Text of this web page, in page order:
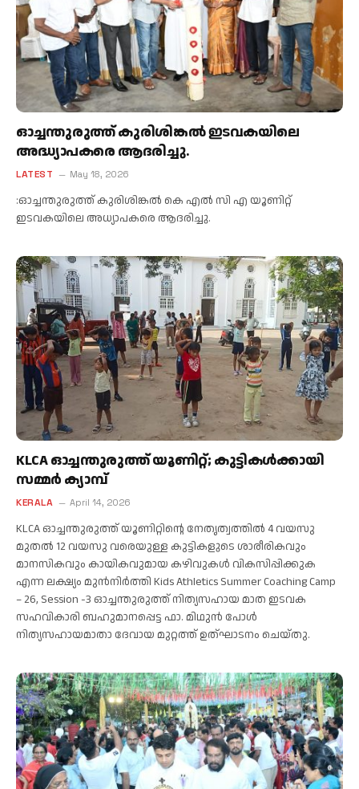
ഓച്ചന്തുരുത്ത് കുരിശിങ്കൽ ഇടവകയിലെ
അദ്ധ്യാപകരെ ആദരിച്ചു.
LATEST May 18, 2026
:ഓച്ചന്തുരുത്ത്‌ കുരിശിങ്കൽ കെ എൽ സി എ യൂണിറ്റ്
ഇടവകയിലെ അധ്യാപകരെ ആദരിച്ചു.
KLCA ഓച്ചന്തുരുത്ത് യൂണിറ്റ്; കുട്ടികൾക്കായി
സമ്മർ ക്യാമ്പ്
KERALA April 14, 2026
KLCA ഓച്ചന്തുരുത്ത് യൂണിറ്റിന്റെ നേതൃത്വത്തിൽ 4 വയസു
മുതൽ 12 വയസു വരെയുള്ള കുട്ടികളുടെ ശാരീരികവും
മാനസികവും കായികവുമായ കഴിവുകൾ വികസിപ്പിക്കുക
എന്ന ലക്ഷ്യം മുൻനിർത്തി Kids Athletics Summer Coaching Camp
– 26, Session -3 ഓച്ചന്തുരുത്ത് നിത്യസഹായ മാത ഇടവക
സഹവികാരി ബഹുമാനപ്പെട്ട ഫാ. മിഥുൻ പോൾ
നിത്യസഹായമാതാ ദേവായ മുറ്റത്ത് ഉത്ഘാടനം ചെയ്തു.